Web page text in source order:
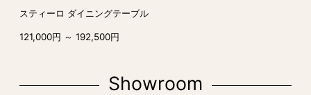
スティーロ ダイニングテーブル
121,000円 ～ 192,500円
Showroom